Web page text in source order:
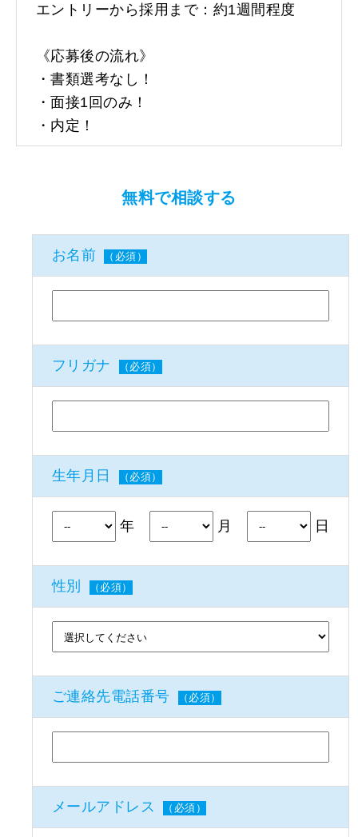
エントリーから採用まで：約1週間程度
《応募後の流れ》
・書類選考なし！
・面接1回のみ！
・内定！
無料で相談する
お名前 （必須）
フリガナ （必須）
生年月日 （必須）
年 月 日
性別 （必須）
ご連絡先電話番号 （必須）
メールアドレス （必須）